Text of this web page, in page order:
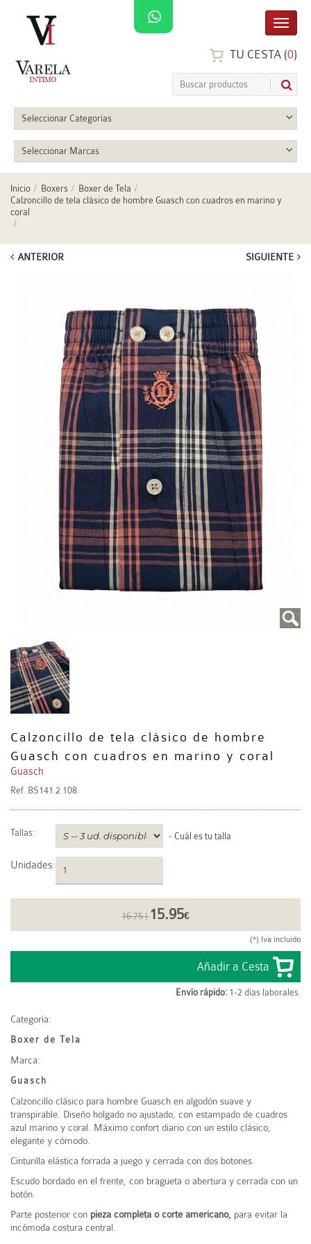
TU CESTA (0)
Seleccionar Categorias
Seleccionar Marcas
Inicio Boxers
Boxer de Tela
Calzoncillo de tela clásico de hombre Guasch con cuadros en marino y
coral
ANTERIOR SIGUIENTE
Calzoncillo de tela clásico de hombre
Guasch con cuadros en marino y coral
Guasch
Ref. BS141.2.108
Tallas: - Cuál es tu talla
Unidades:
16.75 |15.95€
(*) Iva incluido
Envío rápido: 1-2 días laborales.
Categoría:
Boxer de Tela
Marca:
Guasch
Calzoncillo clásico para hombre Guasch en algodón suave y
transpirable. Diseño holgado no ajustado, con estampado de cuadros
azul marino y coral. Máximo confort diario con un estilo clásico,
elegante y cómodo.
Cinturilla elástica forrada a juego y cerrada con dos botones.
Escudo bordado en el frente, con bragueta o abertura y cerrada con un
botón.
Parte posterior con pieza completa o corte americano, para evitar la
incómoda costura central.